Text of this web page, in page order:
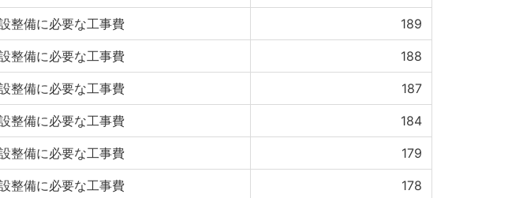
整備に必要な工事費 189
整備に必要な工事費 188
整備に必要な工事費 187
整備に必要な工事費 184
整備に必要な工事費 179
整備に必要な工事費 178